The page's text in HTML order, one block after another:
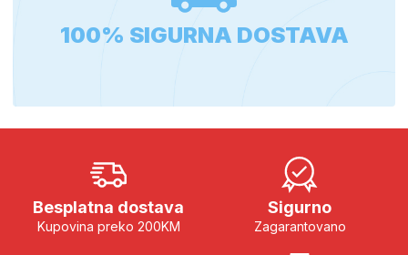
100% SIGURNA DOSTAVA
Besplatna dostava
Kupovina preko 200KM
Sigurno
Zagarantovano